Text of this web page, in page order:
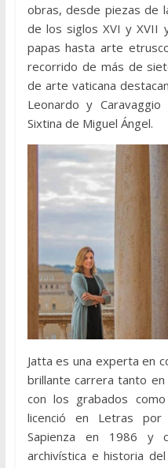
obras, desde piezas de
de los siglos XVI y XVII
papas hasta arte
recorrido de más de
de arte vaticana
Leonardo y
Sixtina de Miguel Ángel.
Jatta es una experta en
brillante carrera tanto
con los grabados
licenció en Letras por
Sapienza en 1986 y
archivística e historia